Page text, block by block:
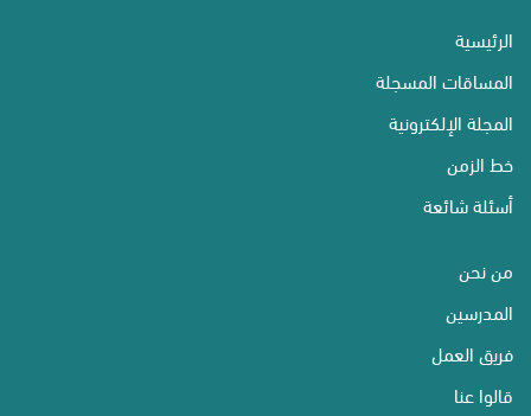
الرئيسية
المساقات المسجلة
المجلة الإلكترونية
خط الزمن
أسئلة شائعة
من نحن
المدرسين
فريق العمل
قالوا عنا